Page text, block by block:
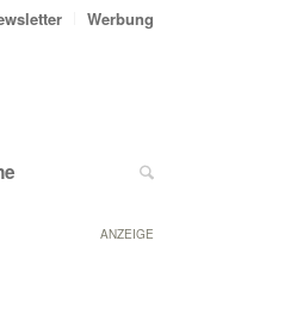
Werbung
ANZEIGE